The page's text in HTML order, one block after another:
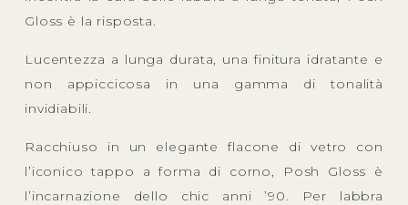
Gloss è la risposta.
Lucentezza a lunga durata, una finitura idratante e
non appiccicosa in una gamma di tonalità
invidiabili.
Racchiuso in un elegante flacone di vetro con
l’iconico tappo a forma di corno, Posh Gloss è
l’incarnazione dello chic anni ’90. Per labbra